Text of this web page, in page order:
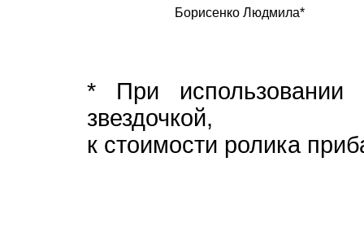
Борисенко Людмила*
* При использовании
звездочкой,
к стоимости ролика